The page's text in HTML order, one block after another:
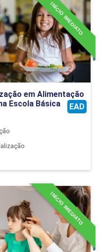
em Alimentação
Escola Básica
EAD
INÍCIO IMEDIATO
Especialização em
e Saúde na
Escola Básica
Detalhes do curso
INÍCIO IMEDIATO
Especialização em
Deficiência Auditiva e
Educação
Detalhes do curso